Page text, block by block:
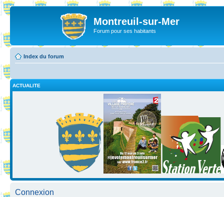
Montreuil-sur-Mer
Forum pour ses habitants
Index du forum
ACTUALITE
Connexion